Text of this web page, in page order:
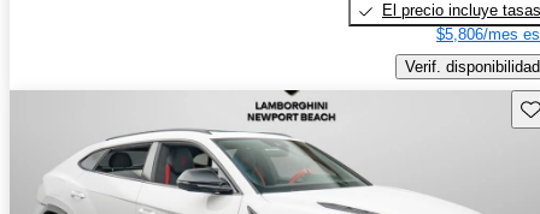
El precio incluye tasas
$5,806/mes
Verif. disponibilidad